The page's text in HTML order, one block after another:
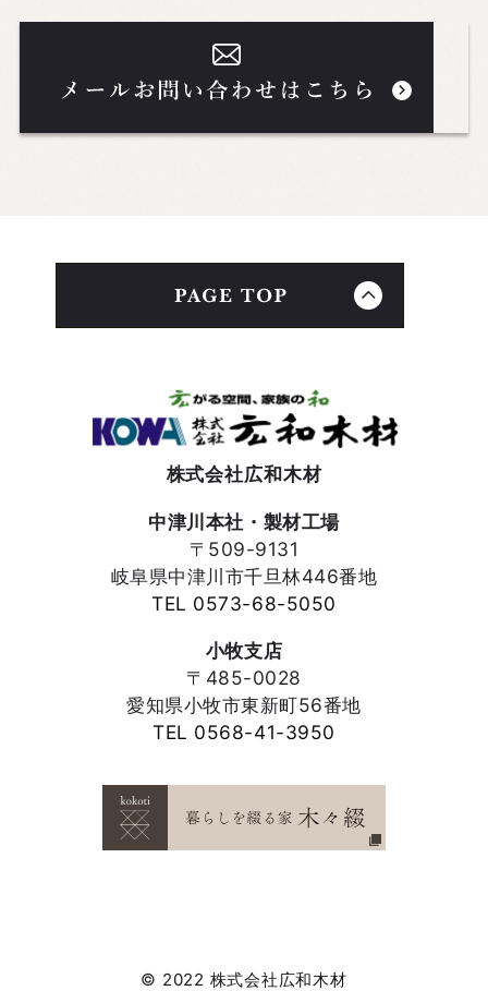
株式会社広和木材
中津川本社・製材工場
〒509-9131
岐阜県中津川市千旦林446番地
TEL 0573-68-5050
小牧支店
〒485-0028
愛知県小牧市東新町56番地
TEL 0568-41-3950
© 2022 株式会社広和木材